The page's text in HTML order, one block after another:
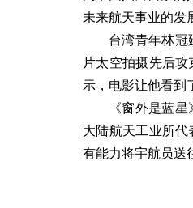
未来航天事业的发
台湾青年林冠
片太空拍摄先后
示，电影让他看到
《窗外是蓝
大陆航天工业所
有能力将宇航员送